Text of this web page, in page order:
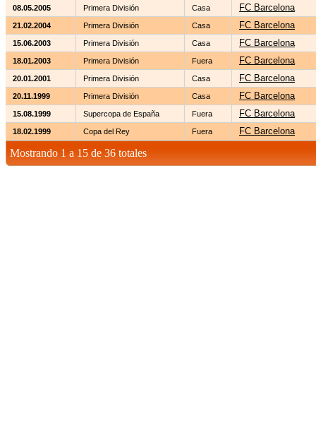
08.05.2005 Primera División Casa FC Barcelona
21.02.2004 Primera División Casa FC Barcelona
15.06.2003 Primera División Casa FC Barcelona
18.01.2003 Primera División Fuera FC Barcelona
20.01.2001 Primera División Casa FC Barcelona
20.11.1999 Primera División Casa FC Barcelona
15.08.1999 Supercopa de España Fuera FC Barcelona
18.02.1999 Copa del Rey Fuera FC Barcelona
Mostrando 1 a 15 de 36 totales